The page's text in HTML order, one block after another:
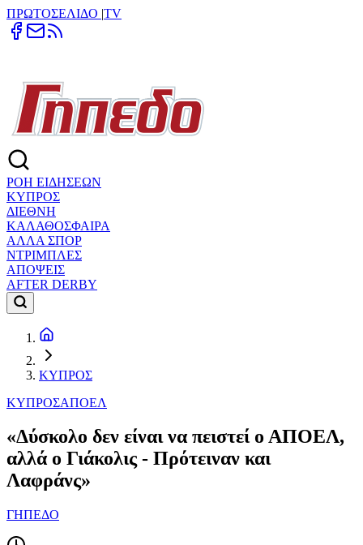
ΠΡΩΤΟΣΕΛΙΔΟ |TV
ΡΟΗ ΕΙΔΗΣΕΩΝ
ΚΥΠΡΟΣ
ΔΙΕΘΝΗ
ΚΑΛΑΘΟΣΦΑΙΡΑ
ΑΛΛΑ ΣΠΟΡ
ΝΤΡΙΜΠΛΕΣ
ΑΠΟΨΕΙΣ
AFTER DERBY
ΚΥΠΡΟΣ
ΚΥΠΡΟΣΑΠΟΕΛ
«Δύσκολο δεν είναι να πειστεί ο ΑΠΟΕΛ,
αλλά ο Γιάκολις - Πρότειναν και
Λαφράνς»
ΓΗΠΕΔΟ